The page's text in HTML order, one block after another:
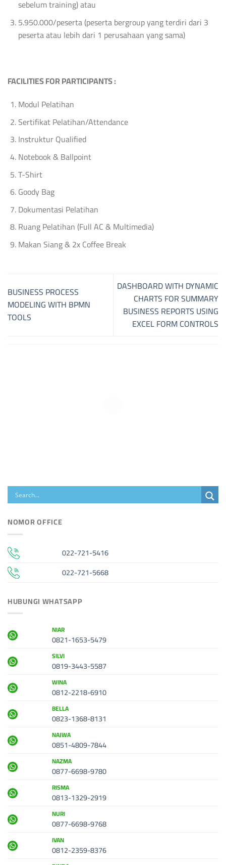
sebelum training) atau
5.950.000/peserta (peserta bergroup yang terdiri dari 3
peserta atau lebih dari 1 perusahaan yang sama)
FACILITIES FOR PARTICIPANTS :
Modul Pelatihan
Sertifikat Pelatihan/Attendance
Instruktur Qualified
Notebook & Ballpoint
T-Shirt
Goody Bag
Dokumentasi Pelatihan
Ruang Pelatihan (Full AC & Multimedia)
Makan Siang & 2x Coffee Break
BUSINESS PROCESS
MODELING WITH BPMN
TOOLS
DASHBOARD WITH DYNAMIC
CHARTS FOR SUMMARY
BUSINESS REPORTS USING
EXCEL FORM CONTROLS
NOMOR OFFICE
022-721-5416
022-721-5668
HUBUNGI WHATSAPP
NIAR
0821-1653-5479
SILVI
0819-3443-5587
WINA
0812-2218-6910
BELLA
0823-1368-8131
NAJWA
0851-4809-7844
NAZMA
0877-6698-9780
RISMA
0813-1329-2919
NURI
0877-6698-9768
IVAN
0812-2359-8376